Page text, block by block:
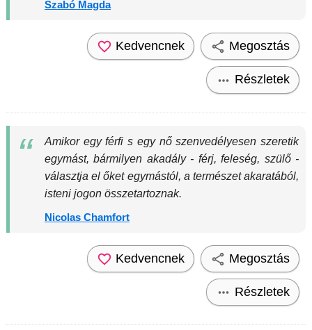
Szabó Magda
Kedvencnek Megosztás
Részletek
Amikor egy férfi s egy nő szenvedélyesen szeretik
egymást, bármilyen akadály - férj, feleség, szülő -
választja el őket egymástól, a természet akaratából,
isteni jogon összetartoznak.
Nicolas Chamfort
Kedvencnek Megosztás
Részletek